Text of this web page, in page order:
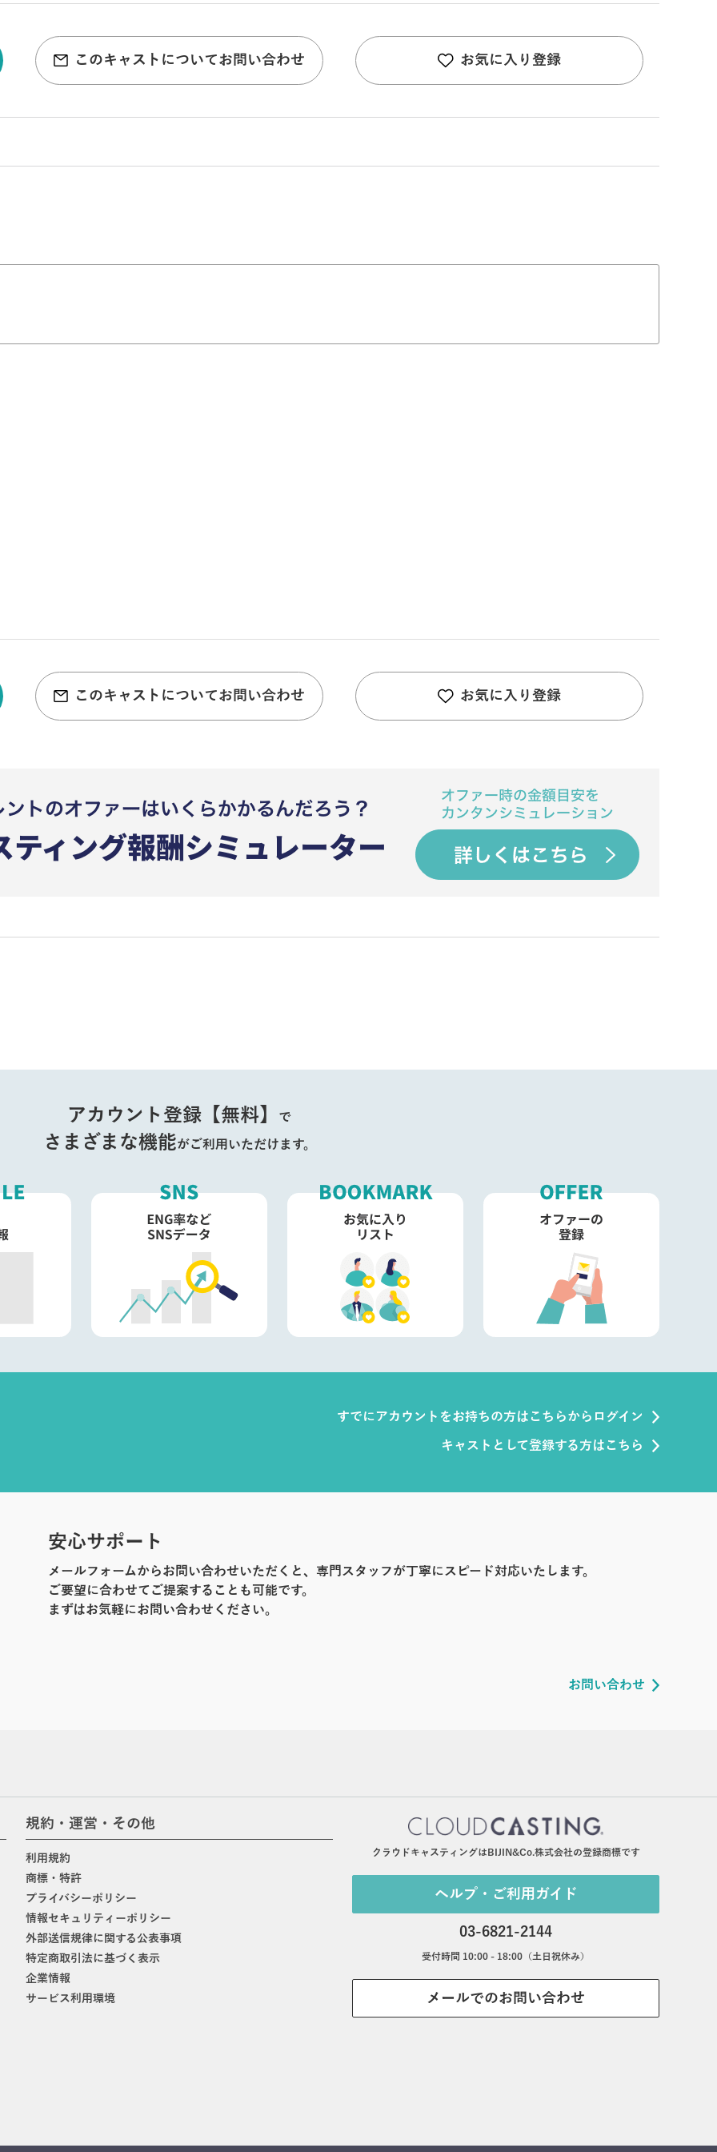
このキャストについてお問い合わせ お気に入り登録
このキャストについてお問い合わせ お気に入り登録
アカウント登録【無料】 で
さまざまな機能がご利用いただけます。
すでにアカウントをお持ちの方はこちらからログイン
キャストとして登録する方はこちら
安心サポート
メールフォームからお問い合わせいただくと、専門スタッフが丁寧にスピード対応いたします。
ご要望に合わせてご提案することも可能です。
まずはお気軽にお問い合わせください。
お問い合わせ
規約・運営・その他
利用規約
商標・特許
プライバシーポリシー
情報セキュリティーポリシー
外部送信規律に関する公表事項
特定商取引法に基づく表示
企業情報
サービス利用環境
クラウドキャスティングはBIJIN&Co.株式会社の登録商標です
ヘルプ・ご利用ガイド
03-6821-2144
受付時間 10:00 - 18:00（土日祝休み）
メールでのお問い合わせ